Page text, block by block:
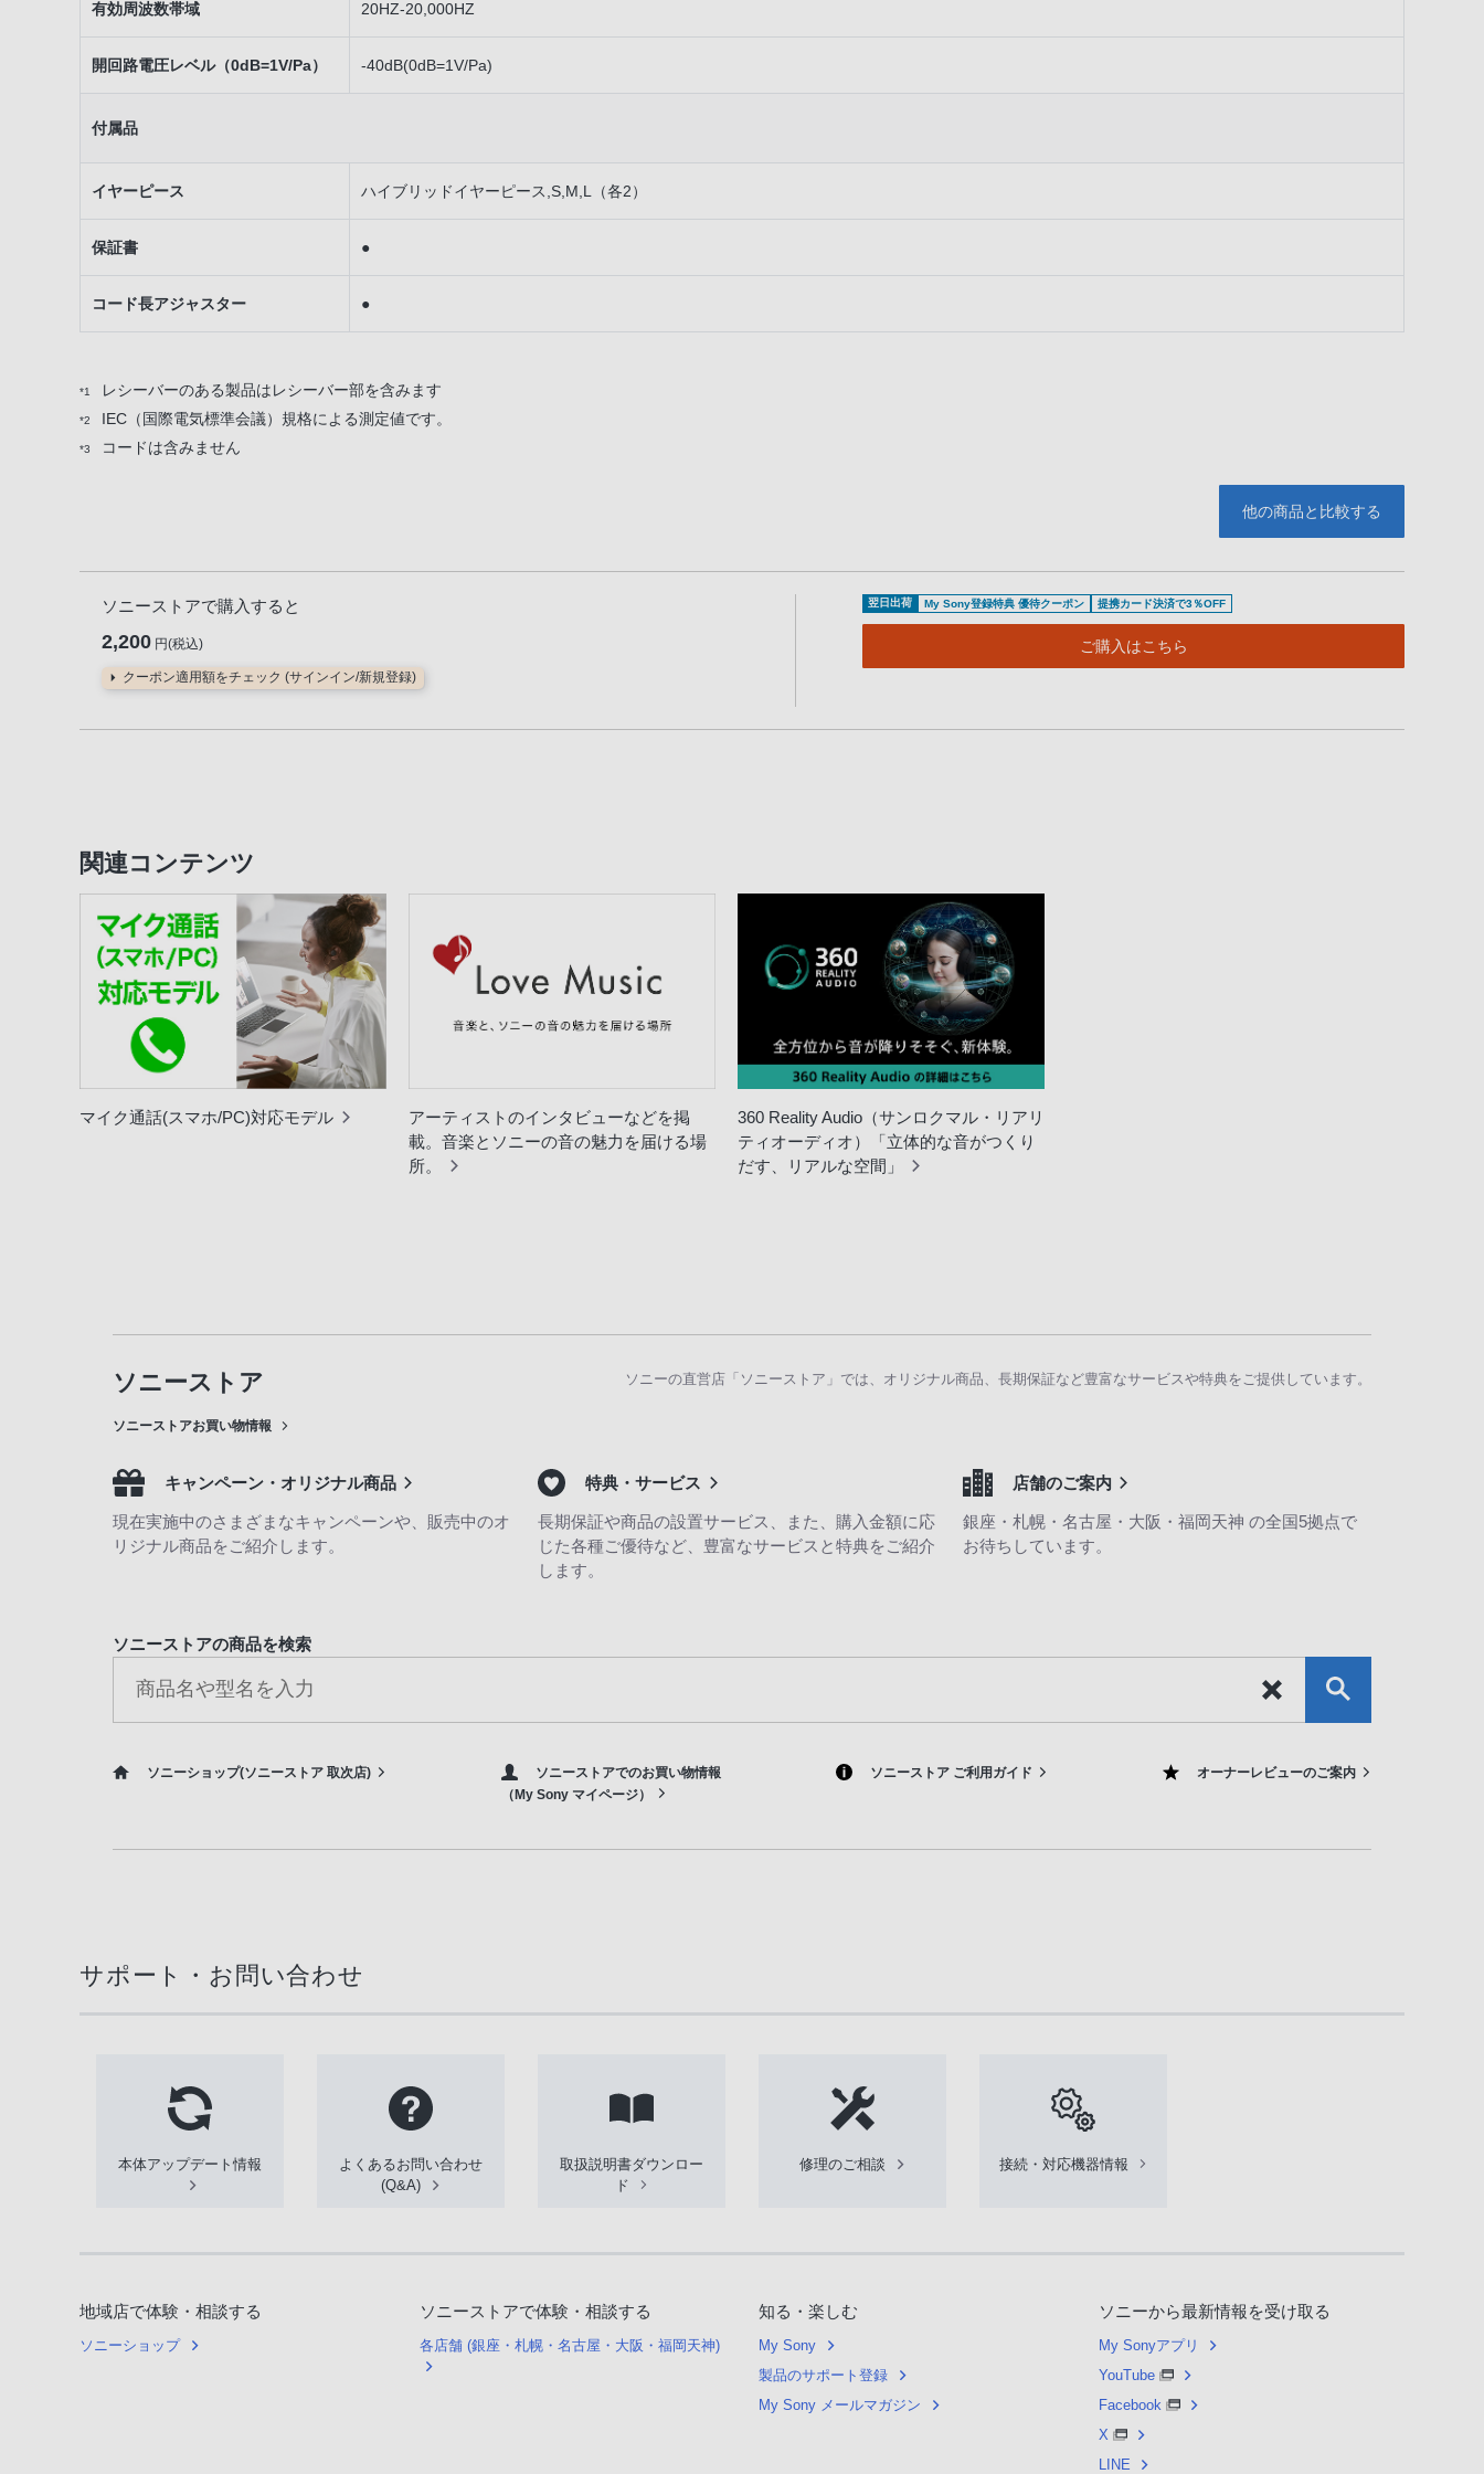
有効周波数帯域 20HZ-20,000HZ
開回路電圧レベル（0dB=1V/Pa） -40dB(0dB=1V/Pa)
付属品
イヤーピース ハイブリッドイヤーピース,S,M,L（各2）
保証書 ●
コード長アジャスター ●
*1 レシーバーのある製品はレシーバー部を含みます
*2 IEC（国際電気標準会議）規格による測定値です。
*3 コードは含みません
他の商品と比較する
ソニーストアで購入すると
2,200 円(税込)
クーポン適用額をチェック (サインイン/新規登録)
翌日出荷 My Sony登録特典 優待クーポン 提携カード決済で3％OFF
ご購入はこちら
関連コンテンツ
マイク通話(スマホ/PC)対応モデル
アーティストのインタビューなどを掲
載。音楽とソニーの音の魅力を届ける場
所。
360 Reality Audio（サンロクマル・リアリ
ティオーディオ）「立体的な音がつくり
だす、リアルな空間」
ソニーストア ソニーの直営店「ソニーストア」では、オリジナル商品、長期保証など豊富なサービスや特典をご提供しています。
ソニーストアお買い物情報
キャンペーン・オリジナル商品
現在実施中のさまざまなキャンペーンや、販売中のオ
リジナル商品をご紹介します。
特典・サービス
長期保証や商品の設置サービス、また、購入金額に応
じた各種ご優待など、豊富なサービスと特典をご紹介
します。
店舗のご案内
銀座・札幌・名古屋・大阪・福岡天神 の全国5拠点で
お待ちしています。
ソニーストアの商品を検索
ソニーショップ(ソニーストア 取次店)
ソニーストアでのお買い物情報
（My Sony マイページ）
ソニーストア ご利用ガイド オーナーレビューのご案内
サポート・お問い合わせ
本体アップデート情報
よくあるお問い合わせ
(Q&A)
取扱説明書ダウンロー
ド
修理のご相談 接続・対応機器情報
地域店で体験・相談する
ソニーショップ
ソニーストアで体験・相談する
各店舗 (銀座・札幌・名古屋・大阪・福岡天神)
知る・楽しむ
My Sony
製品のサポート登録
My Sony メールマガジン
ソニーから最新情報を受け取る
My Sonyアプリ
YouTube
Facebook
X
LINE